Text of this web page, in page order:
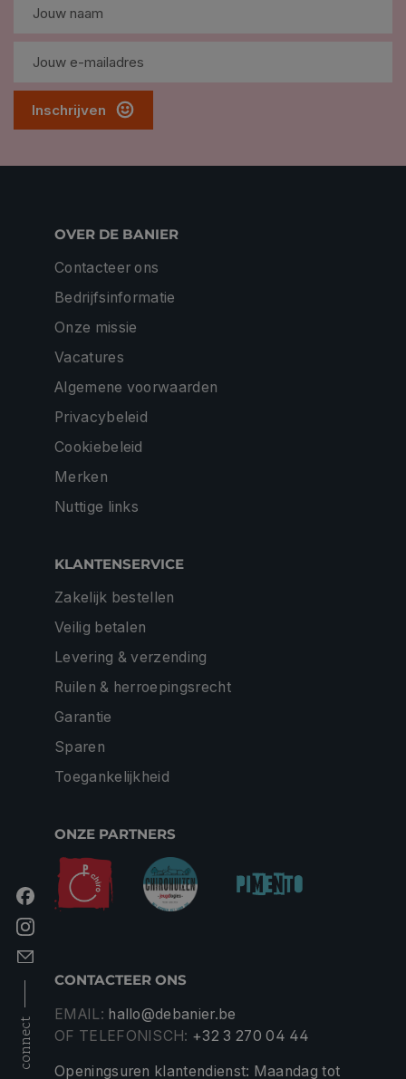
Inschrijven
connect
OVER DE BANIER
Contacteer ons
Bedrijfsinformatie
Onze missie
Vacatures
Algemene voorwaarden
Privacybeleid
Cookiebeleid
Merken
Nuttige links
KLANTENSERVICE
Zakelijk bestellen
Veilig betalen
Levering & verzending
Ruilen & herroepingsrecht
Garantie
Sparen
Toegankelijkheid
ONZE PARTNERS
CONTACTEER ONS
EMAIL: hallo@debanier.be
OF TELEFONISCH: +32 3 270 04 44
Openingsuren klantendienst: Maandag tot